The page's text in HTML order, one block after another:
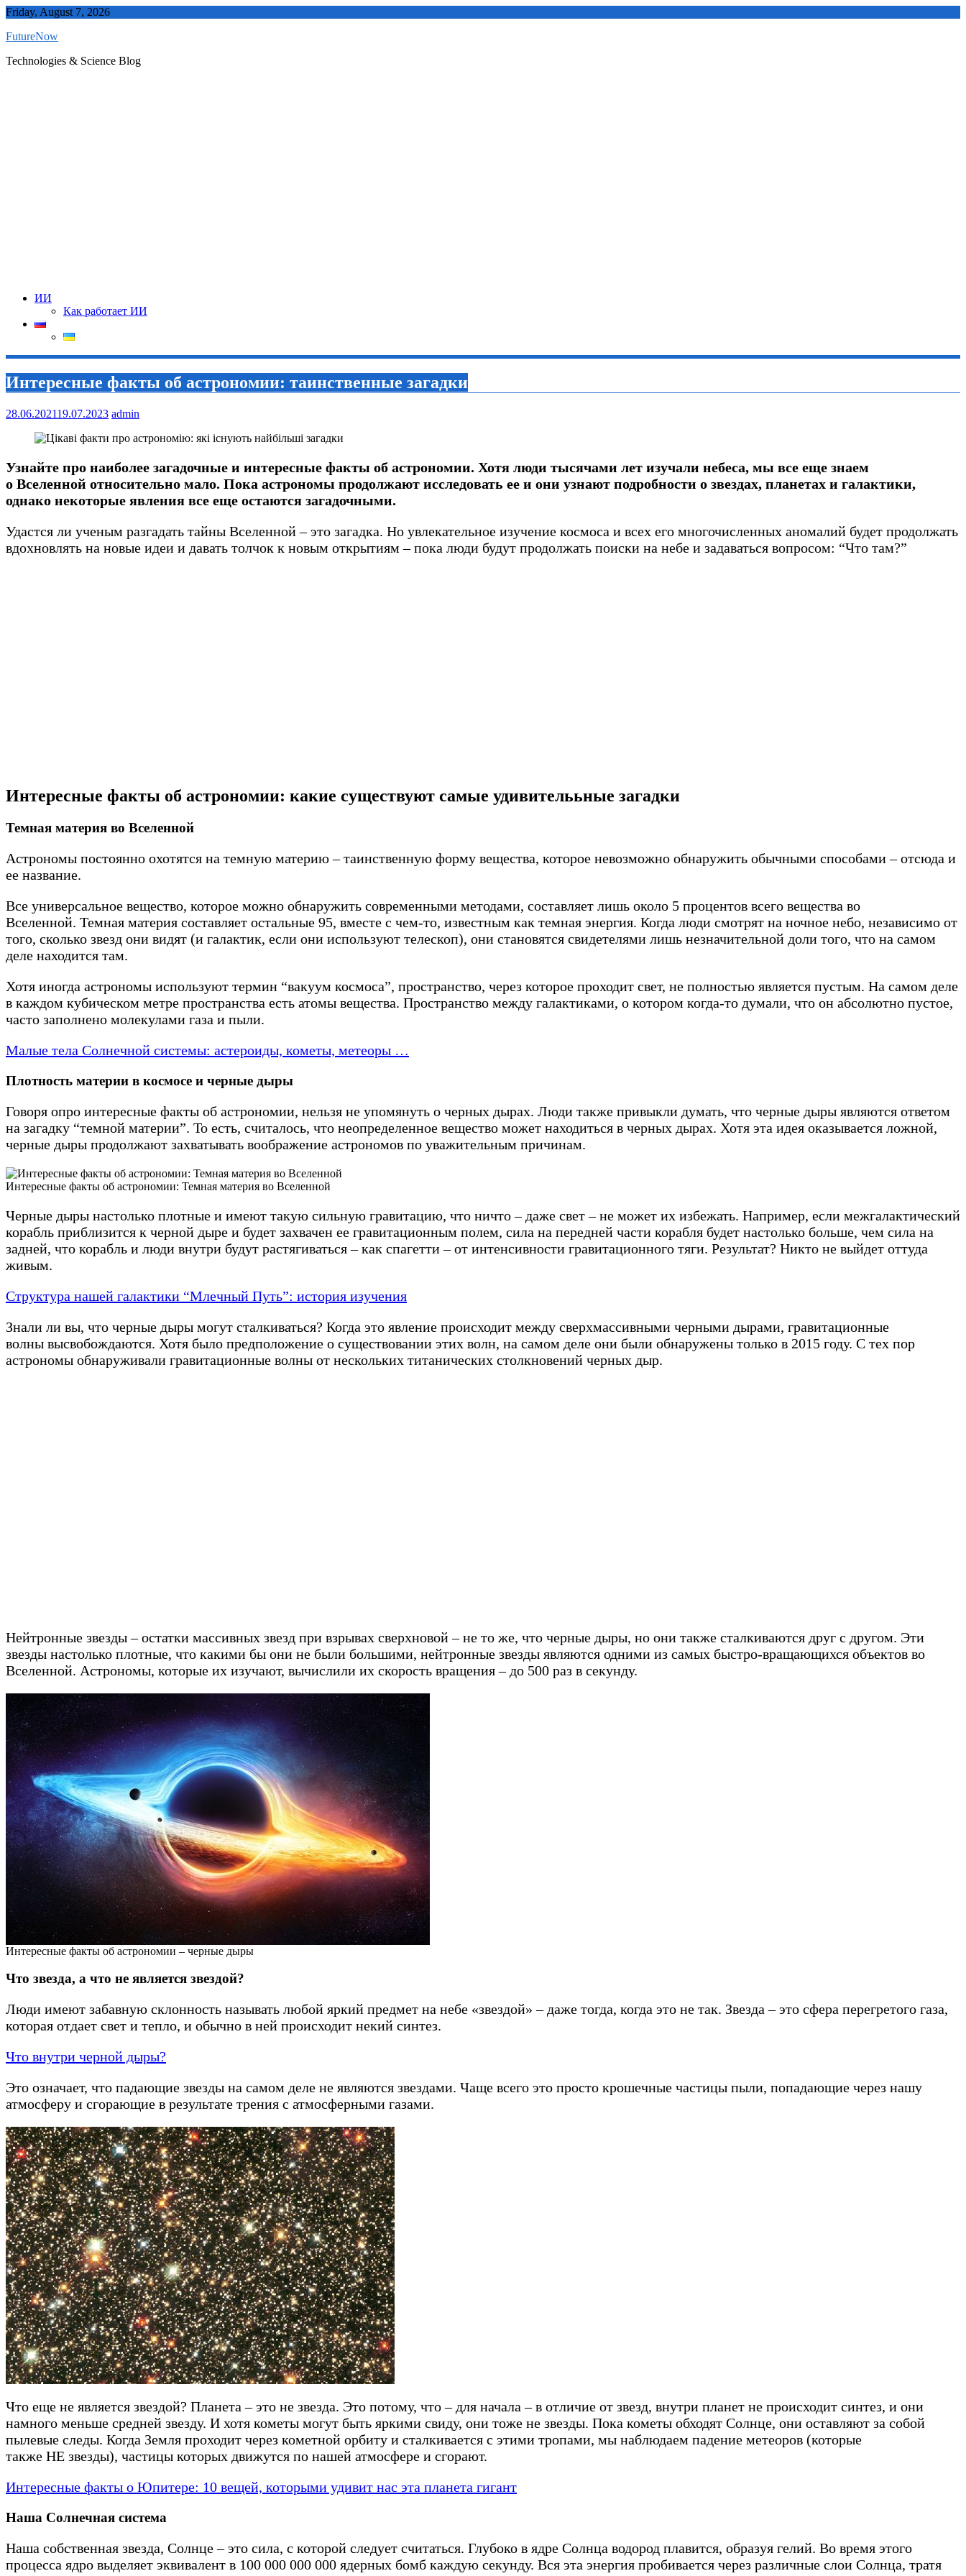
Skip
content
Friday, August 7, 2026
FutureNow
Technologies & Science Blog
ИИ
Как работает ИИ
Интересные факты об астрономии: таинственные загадки
28.06.202119.07.2023 admin
Узнайте про наиболее загадочные и интересные факты об астрономии. Хотя люди тысячами лет изучали небеса, мы все еще знаем
о Вселенной относительно мало. Пока астрономы продолжают исследовать ее и они узнают подробности о звездах, планетах и галактики,
однако некоторые явления все еще остаются загадочными.
Удастся ли ученым разгадать тайны Вселенной – это загадка. Но увлекательное изучение космоса и всех его многочисленных аномалий будет продолжать
вдохновлять на новые идеи и давать толчок к новым открытиям – пока люди будут продолжать поиски на небе и задаваться вопросом: “Что там?”
Интересные факты об астрономии: какие существуют самые удивителььные загадки
Темная материя во Вселенной
Астрономы постоянно охотятся на темную материю – таинственную форму вещества, которое невозможно обнаружить обычными способами – отсюда и
ее название.
Все универсальное вещество, которое можно обнаружить современными методами, составляет лишь около 5 процентов всего вещества во
Вселенной. Темная материя составляет остальные 95, вместе с чем-то, известным как темная энергия. Когда люди смотрят на ночное небо, независимо от
того, сколько звезд они видят (и галактик, если они используют телескоп), они становятся свидетелями лишь незначительной доли того, что на самом
деле находится там.
Хотя иногда астрономы используют термин “вакуум космоса”, пространство, через которое проходит свет, не полностью является пустым. На самом деле
в каждом кубическом метре пространства есть атомы вещества. Пространство между галактиками, о котором когда-то думали, что он абсолютно пустое,
часто заполнено молекулами газа и пыли.
Малые тела Солнечной системы: астероиды, кометы, метеоры …
Плотность материи в космосе и черные дыры
Говоря опро интересные факты об астрономии, нельзя не упомянуть о черных дырах. Люди также привыкли думать, что черные дыры являются ответом
на загадку “темной материи”. То есть, считалось, что неопределенное вещество может находиться в черных дырах. Хотя эта идея оказывается ложной,
черные дыры продолжают захватывать воображение астрономов по уважительным причинам.
Интересные факты об астрономии: Темная материя во Вселенной
Черные дыры настолько плотные и имеют такую сильную гравитацию, что ничто – даже свет – не может их избежать. Например, если межгалактический
корабль приблизится к черной дыре и будет захвачен ее гравитационным полем, сила на передней части корабля будет настолько больше, чем сила на
задней, что корабль и люди внутри будут растягиваться – как спагетти – от интенсивности гравитационного тяги. Результат? Никто не выйдет оттуда
живым.
Структура нашей галактики “Млечный Путь”: история изучения
Знали ли вы, что черные дыры могут сталкиваться? Когда это явление происходит между сверхмассивными черными дырами, гравитационные
волны высвобождаются. Хотя было предположение о существовании этих волн, на самом деле они были обнаружены только в 2015 году. С тех пор
астрономы обнаруживали гравитационные волны от нескольких титанических столкновений черных дыр.
Нейтронные звезды – остатки массивных звезд при взрывах сверхновой – не то же, что черные дыры, но они также сталкиваются друг с другом. Эти
звезды настолько плотные, что какими бы они не были большими, нейтронные звезды являются одними из самых быстро-вращающихся объектов во
Вселенной. Астрономы, которые их изучают, вычислили их скорость вращения – до 500 раз в секунду.
Интересные факты об астрономии – черные дыры
Что звезда, а что не является звездой?
Люди имеют забавную склонность называть любой яркий предмет на небе «звездой» – даже тогда, когда это не так. Звезда – это сфера перегретого газа,
которая отдает свет и тепло, и обычно в ней происходит некий синтез.
Что внутри черной дыры?
Это означает, что падающие звезды на самом деле не являются звездами. Чаще всего это просто крошечные частицы пыли, попадающие через нашу
атмосферу и сгорающие в результате трения с атмосферными газами.
Что еще не является звездой? Планета – это не звезда. Это потому, что – для начала – в отличие от звезд, внутри планет не происходит синтез, и они
намного меньше средней звезду. И хотя кометы могут быть яркими свиду, они тоже не звезды. Пока кометы обходят Солнце, они оставляют за собой
пылевые следы. Когда Земля проходит через кометной орбиту и сталкивается с этими тропами, мы наблюдаем падение метеоров (которые
также НЕ звезды), частицы которых движутся по нашей атмосфере и сгорают.
Интересные факты о Юпитере: 10 вещей, которыми удивит нас эта планета гигант
Наша Солнечная система
Наша собственная звезда, Солнце – это сила, с которой следует считаться. Глубоко в ядре Солнца водород плавится, образуя гелий. Во время этого
процесса ядро выделяет эквивалент в 100 000 000 000 ядерных бомб каждую секунду. Вся эта энергия пробивается через различные слои Солнца, тратя